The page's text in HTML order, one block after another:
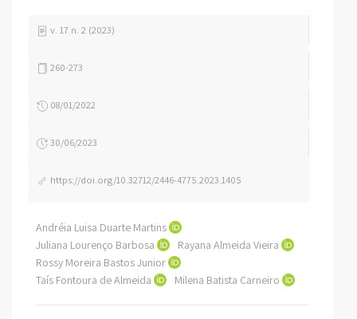
v. 17 n. 2 (2023)
260-273
08/01/2022
30/06/2023
https://doi.org/10.32712/2446-4775.2023.1405
Andréia Luisa Duarte Martins
Juliana Lourenço Barbosa
Rayana Almeida Vieira
Rossy Moreira Bastos Junior
Taís Fontoura de Almeida
Milena Batista Carneiro